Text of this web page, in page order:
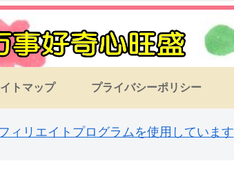
トマップ プライバシーポリシー
ィリエイトプログラムを使用しています